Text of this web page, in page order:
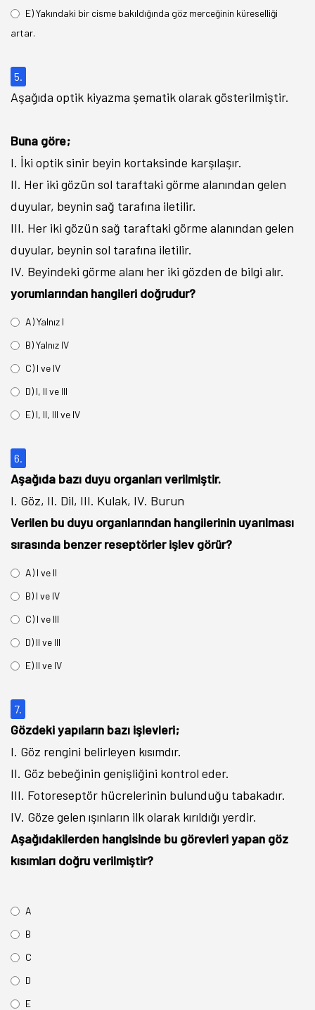
E) Yakındaki bir cisme bakıldığında göz merceğinin küreselliği
artar.
5.
Aşağıda optik kiyazma şematik olarak gösterilmiştir.
Buna göre;
I. İki optik sinir beyin kortaksinde karşılaşır.
II. Her iki gözün sol taraftaki görme alanından gelen
duyular, beynin sağ tarafına iletilir.
III. Her iki gözün sağ taraftaki görme alanından gelen
duyular, beynin sol tarafına iletilir.
IV. Beyindeki görme alanı her iki gözden de bilgi alır.
yorumlarından hangileri doğrudur?
A) Yalnız I
B) Yalnız IV
C) I ve IV
D) I, II ve III
E) I, II, III ve IV
6.
Aşağıda bazı duyu organları verilmiştir.
I. Göz, II. Dil, III. Kulak, IV. Burun
Verilen bu duyu organlarından hangilerinin uyarılması
sırasında benzer reseptörler işlev görür?
A) I ve II
B) I ve IV
C) I ve III
D) II ve III
E) II ve IV
7.
Gözdeki yapıların bazı işlevleri;
I. Göz rengini belirleyen kısımdır.
II. Göz bebeğinin genişliğini kontrol eder.
III. Fotoreseptör hücrelerinin bulunduğu tabakadır.
IV. Göze gelen ışınların ilk olarak kırıldığı yerdir.
Aşağıdakilerden hangisinde bu görevleri yapan göz
kısımları doğru verilmiştir?
A
B
C
D
E